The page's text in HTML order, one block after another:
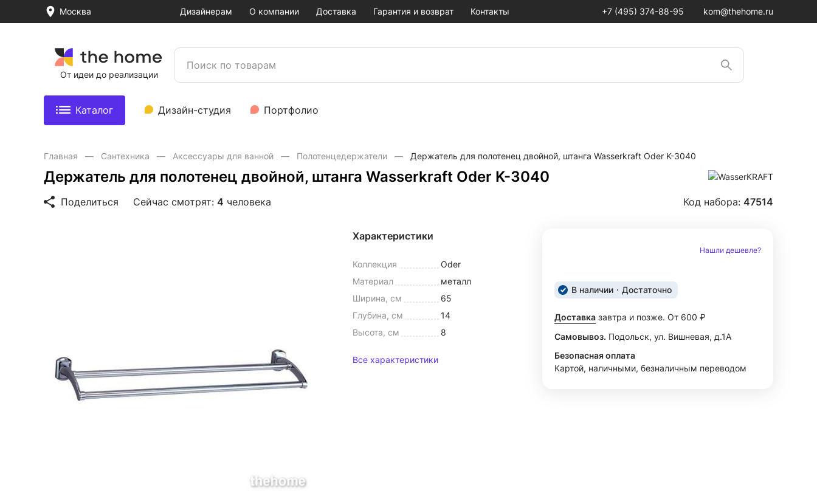
Москва Дизайнерам О компании Доставка Гарантия и возврат Контакты +7 (495) 374-88-95 kom@thehome.ru
От идеи до реализации
Каталог Дизайн-студия Портфолио
Главная Сантехника Аксессуары для ванной Полотенцедержатели Держатель для полотенец двойной, штанга Wasserkraft Oder K-3040
Держатель для полотенец двойной, штанга Wasserkraft Oder K-3040
Поделиться Сейчас смотрят: 4 человека Код набора: 47514
Характеристики
Коллекция
Oder
Материал
металл
Ширина, см
65
Глубина, см
14
Высота, см
8
Все характеристики
Нашли дешевле?
В наличии Достаточно
Доставка завтра и позже. От 600 ₽
Самовывоз. Подольск, ул. Вишневая, д.1А
Безопасная оплата
Картой, наличными, безналичным переводом